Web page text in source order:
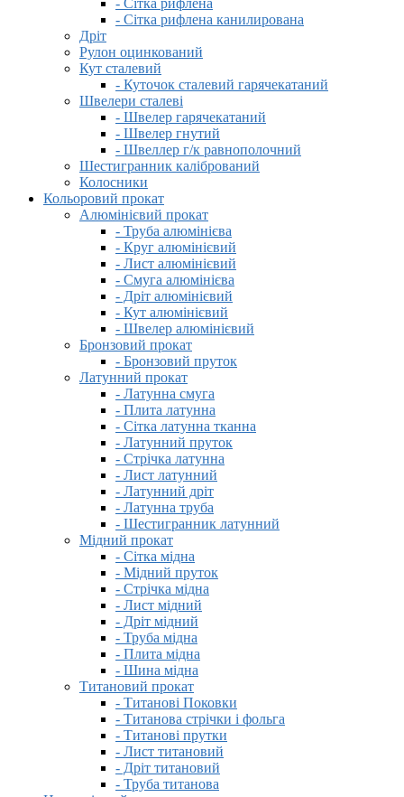
- Сітка рифлена
- Сітка рифлена канилирована
Дріт
Рулон оцинкований
Кут сталевий
- Куточок сталевий гарячекатаний
Швелери сталеві
- Швелер гарячекатаний
- Швелер гнутий
- Швеллер г/к равнополочний
Шестигранник калібрований
Колосники
Кольоровий прокат
Алюмінієвий прокат
- Труба алюмінієва
- Круг алюмінієвий
- Лист алюмінієвий
- Смуга алюмінієва
- Дріт алюмінієвий
- Кут алюмінієвий
- Швелер алюмінієвий
Бронзовий прокат
- Бронзовий пруток
Латунний прокат
- Латунна смуга
- Плита латунна
- Сітка латунна тканна
- Латунний пруток
- Стрічка латунна
- Лист латунний
- Латунний дріт
- Латунна труба
- Шестигранник латунний
Мідний прокат
- Сітка мідна
- Мідний пруток
- Стрічка мідна
- Лист мідний
- Дріт мідний
- Труба мідна
- Плита мідна
- Шина мідна
Титановий прокат
- Титанові Поковки
- Титанова стрічки і фольга
- Титанові прутки
- Лист титановий
- Дріт титановий
- Труба титанова